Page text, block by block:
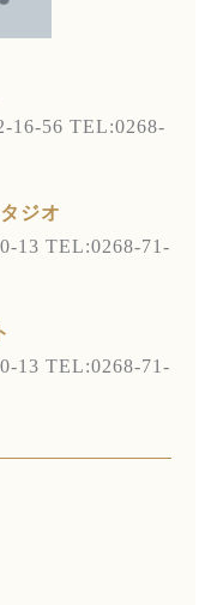
16-56 TEL:0268-
ジオ
13 TEL:0268-71-
13 TEL:0268-71-